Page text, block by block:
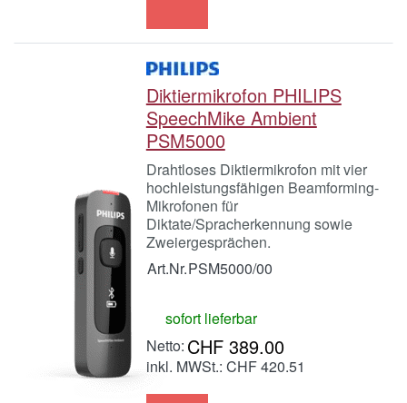
Diktiermikrofon PHILIPS
SpeechMike Ambient
PSM5000
Drahtloses Diktiermikrofon mit vier
hochleistungsfähigen Beamforming-
Mikrofonen für
Diktate/Spracherkennung sowie
Zweiergesprächen.
Art.Nr.PSM5000/00
sofort lieferbar
CHF 389.00
inkl. MWSt.: CHF 420.51